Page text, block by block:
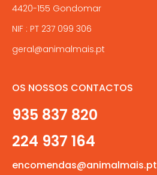
4420-155 Gondomar
NIF : PT 237 099 306
geral@animalmais.pt
OS NOSSOS CONTACTOS
935 837 820
224 937 164
encomendas@animalmais.pt